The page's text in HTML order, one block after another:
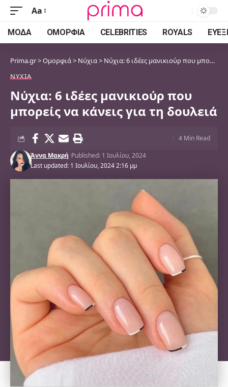
Font
Resizer
Aa
ΜΌΔΑ ΟΜΟΡΦΙΆ CELEBRITIES ROYALS
Prima.gr>Ομορφιά> Νύχια> Νύχια: 6 ιδέες μανικιούρ που μπορείς να κάνεις για τη δουλειά
ΝΎΧΙΑ
Νύχια: 6 ιδέες μανικιούρ που
μπορείς να κάνεις για τη δουλειά
Last updated: 1 Ιουλίου, 2024 2:16 μμ
Άννα Μακρή Published: 1 Ιουλίου, 2024
4 Min Read